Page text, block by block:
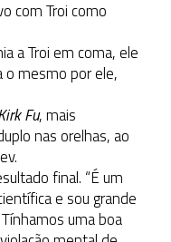
com Troi como
a Troi em coma, ele
o mesmo por ele,
Fu, mais
nas orelhas, ao
final. “É um
e sou grande
uma boa